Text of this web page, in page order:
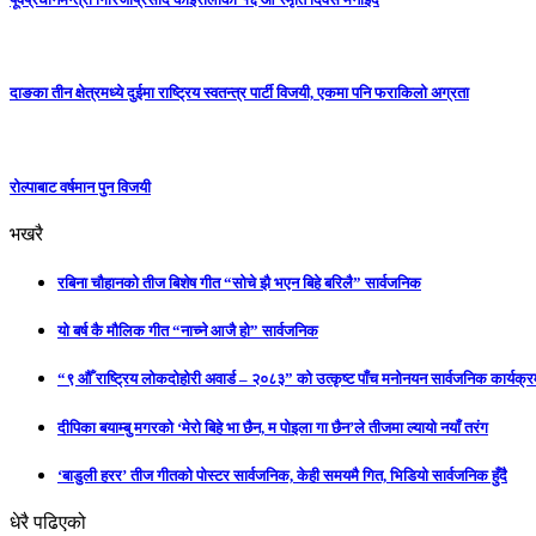
दाङका तीन क्षेत्रमध्ये दुईमा राष्ट्रिय स्वतन्त्र पार्टी विजयी, एकमा पनि फराकिलो अग्रता
रोल्पाबाट वर्षमान पुन विजयी
भखरै
रबिना चौहानको तीज बिशेष गीत “सोचे झै भएन बिहे बरिलै” सार्वजनिक
यो बर्ष कै मौलिक गीत “नाच्ने आजै हो” सार्वजनिक
“९ औँ राष्ट्रिय लोकदोहोरी अवार्ड – २०८३” को उत्कृष्ट पाँच मनोनयन सार्वजनिक
दीपिका बयाम्बु मगरको ‘मेरो बिहे भा छैन, म पोइला गा छैन’ले तीजमा ल्यायो नयाँ तरंग
‘बाडुली हरर’ तीज गीतको पोस्टर सार्वजनिक, केही समयमै गित, भिडियो सार्वजनिक हुँदै
धेरै पढिएको